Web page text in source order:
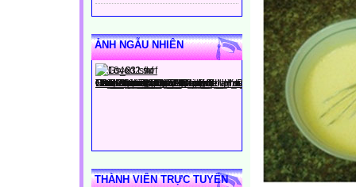
ẢNH NGẪU NHIÊN
THÀNH VIÊN TRỰC TUYẾN